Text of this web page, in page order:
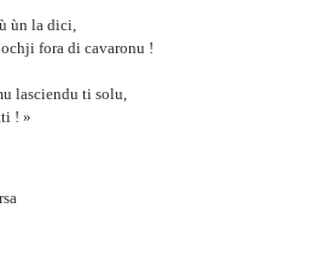
ùn la dici,
fora di cavaronu !
lasciendu ti solu,
! »